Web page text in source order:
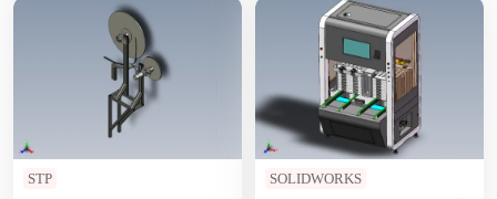
STP SOLIDWORKS